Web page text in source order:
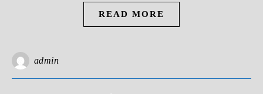
READ MORE
admin